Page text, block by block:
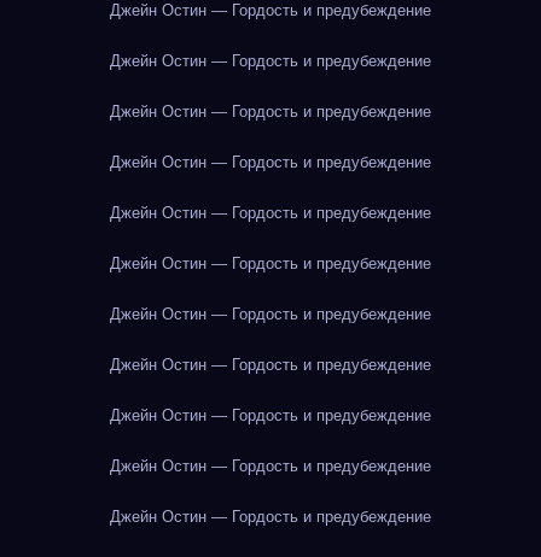
Джейн Остин — Гордость и предубеждение
Джейн Остин — Гордость и предубеждение
Джейн Остин — Гордость и предубеждение
Джейн Остин — Гордость и предубеждение
Джейн Остин — Гордость и предубеждение
Джейн Остин — Гордость и предубеждение
Джейн Остин — Гордость и предубеждение
Джейн Остин — Гордость и предубеждение
Джейн Остин — Гордость и предубеждение
Джейн Остин — Гордость и предубеждение
Джейн Остин — Гордость и предубеждение